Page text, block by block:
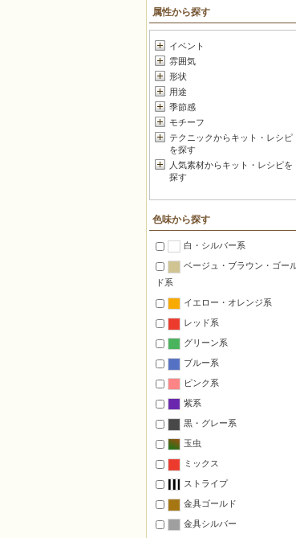
属性から探す
イベント
雰囲気
形状
用途
季節感
モチーフ
テクニックからキット・レシピ
を探す
人気素材からキット・レシピを
探す
色味から探す
白・シルバー系
ベージュ・ブラウン・ゴー
ド系
イエロー・オレンジ系
レッド系
グリーン系
ブルー系
ピンク系
紫系
黒・グレー系
玉虫
ミックス
ストライプ
金具ゴールド
金具シルバー